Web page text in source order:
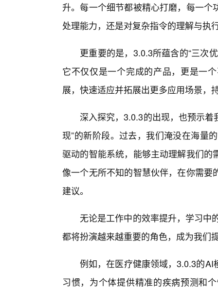
升。每一个细节都被精心打磨，每一
处理能力，还是对复杂指令的理解与执
更重要的是，3.0.3所蕴含的“三次
它不仅仅是一个完成的产品，更是一
展，快速适应并拓展出更多应用场景，
深入探究，3.0.3的出现，也预示着
现”的新阶段。过去，我们淹没在海量
驱动的智能系统，能够主动理解我们
像一个无所不知的智慧伙伴，在你需
建议。
无论是工作中的效率提升，学习中
都将扮演越来越重要的角色，成为我们
例如，在医疗健康领域，3.0.3的
习惯，为个体提供精准的疾病预测和